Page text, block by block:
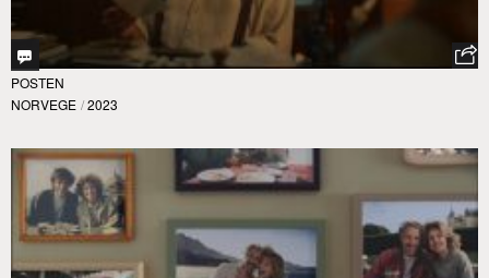
POSTEN
NORVEGE / 2023